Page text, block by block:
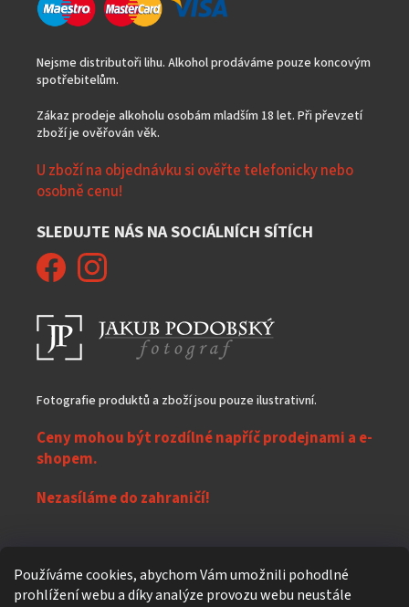
Používáme cookies, abychom Vám umožnili pohodlné
prohlížení webu a díky analýze provozu webu neustále
Nejsme distributoři lihu. Alkohol prodáváme pouze koncovým
spotřebitelům.
Zákaz prodeje alkoholu osobám mladším 18 let. Při převzetí
zboží je ověřován věk.
U zboží na objednávku si ověřte telefonicky nebo
osobně cenu!
SLEDUJTE NÁS NA SOCIÁLNÍCH SÍTÍCH
Fotografie produktů a zboží jsou pouze ilustrativní.
Ceny mohou být rozdílné napříč prodejnami a e-
shopem.
Nezasíláme do zahraničí!